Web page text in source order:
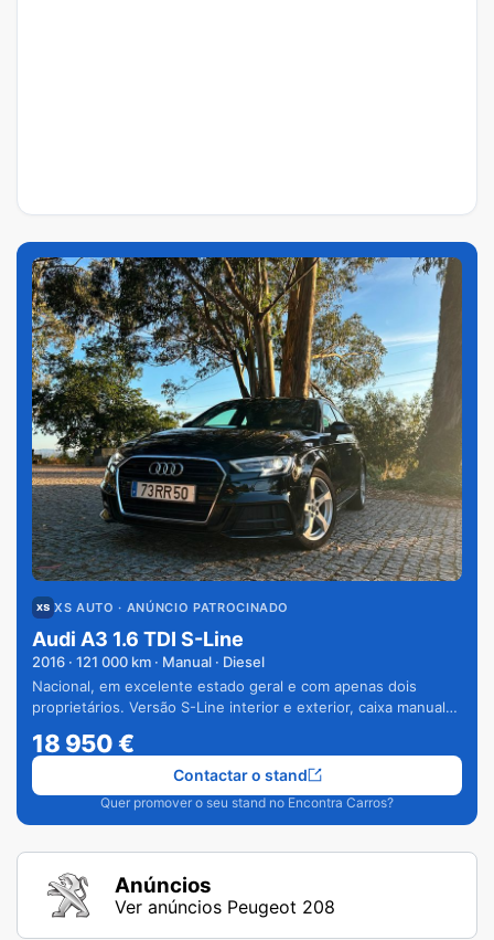
XS AUTO · ANÚNCIO PATROCINADO
Audi A3 1.6 TDI S-Line
2016 · 121 000 km · Manual · Diesel
Nacional, em excelente estado geral e com apenas dois
proprietários. Versão S-Line interior e exterior, caixa manual
18 950€
Quer promover o seu stand no Encontra Carros?
Contactar o stand
Anúncios
Ver anúncios Peugeot 208